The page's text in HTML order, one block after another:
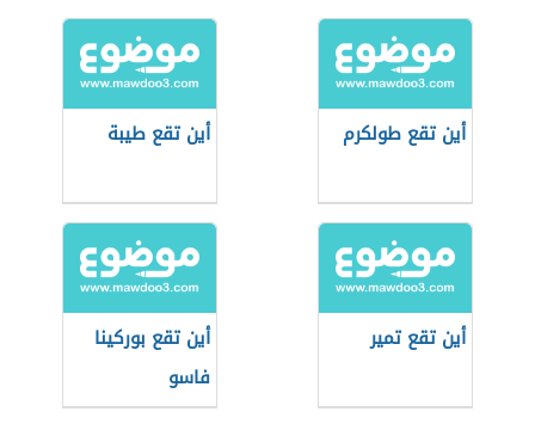
أين تقع طولكرم أين تقع طيبة
أين تقع تمير
أين تقع بوركينا
فاسو